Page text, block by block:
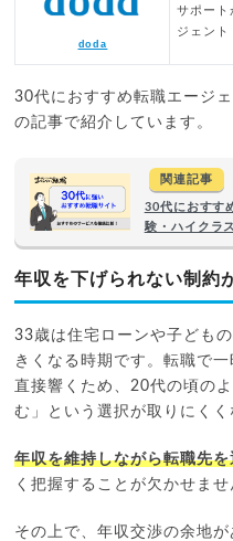
doda
サポート
ジェント
30代におすすめ転職エージ
の記事で紹介しています。
関連記事
30代におすす
験・ハイクラ
年収を下げられない制約
33歳は住宅ローンや子ども
きくなる時期です。転職で
直接響くため、20代の頃の
む」という選択が取りにくく
年収を維持しながら転職先を
く把握することが欠かせませ
その上で、年収交渉の余地